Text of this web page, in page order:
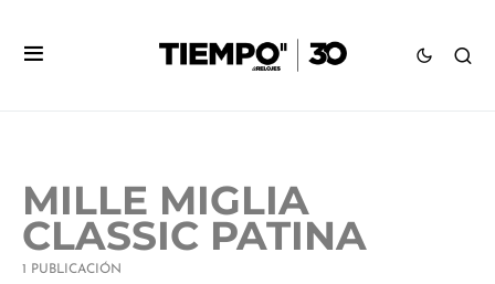
MILLE MIGLIA
CLASSIC PATINA
1 PUBLICACIÓN